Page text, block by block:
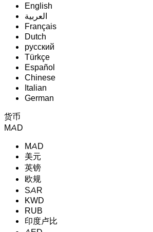
English
‏العربية‏
Français
Dutch
русский
Türkçe
Español
Chinese
Italian
German
货币
MAD
MAD
美元
英镑
欧规
SAR
KWD
RUB
印度卢比